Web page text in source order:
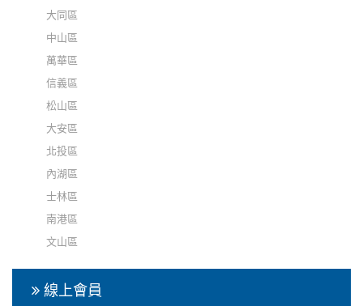
大同區
中山區
萬華區
信義區
松山區
大安區
北投區
內湖區
士林區
南港區
文山區
線上會員